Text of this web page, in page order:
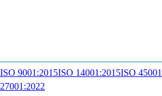
ISO 9001:2015ISO 14001:2015ISO
27001:2022